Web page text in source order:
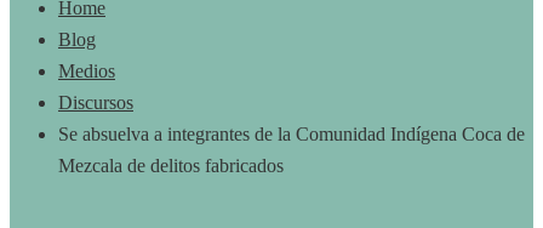
Home
Blog
Medios
Discursos
Se absuelva a integrantes de la Comunidad Indígena Coca de
Mezcala de delitos fabricados